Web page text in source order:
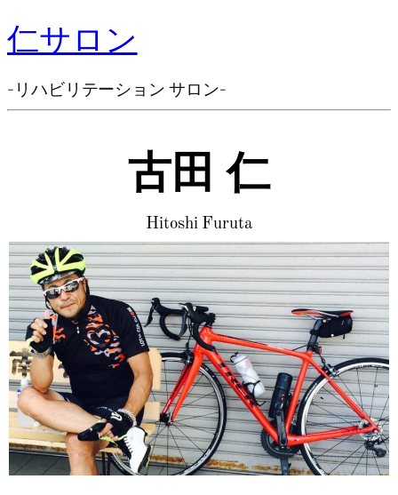
仁サロン
-リハビリテーション サロン-
古田 仁
Hitoshi Furuta